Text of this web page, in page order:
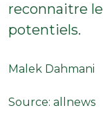
reconnaitre
potentiels.
Malek Dahmani
Source: allnews